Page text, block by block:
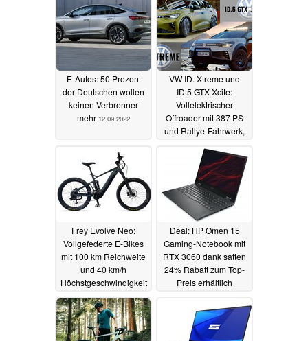
E-Autos: 50 Prozent
der Deutschen wollen
keinen Verbrenner
mehr 12.09.2022
VW ID. Xtreme und
ID.5 GTX Xcite:
Vollelektrischer
Offroader mit 387 PS
und Rallye-Fahrwerk,
09.09.2022
Frey Evolve Neo:
Vollgefederte E-Bikes
mit 100 km Reichweite
und 40 km/h
Höchstgeschwindigkeit
gelauncht03.09.2022
Deal: HP Omen 15
Gaming-Notebook mit
RTX 3060 dank satten
24% Rabatt zum Top-
Preis erhältlich